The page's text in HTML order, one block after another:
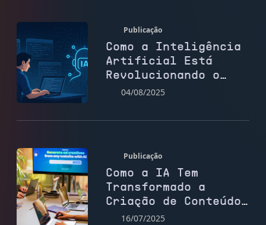
Publicação
Como a Inteligência
Artificial Está
Revolucionando o
Desenvolvimento Web
04/08/2025
Publicação
Como a IA Tem
Transformado a
Criação de Conteúdo
para Sites
16/07/2025